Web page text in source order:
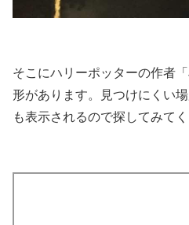
そこにハリーポッターの作者
形があります。見つけにくい
も表示されるので探してみて